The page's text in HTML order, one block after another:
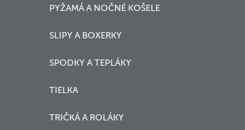
PYŽAMÁ A NOČNÉ KOŠELE
SLIPY A BOXERKY
SPODKY A TEPLÁKY
TIELKA
TRIČKÁ A ROLÁKY